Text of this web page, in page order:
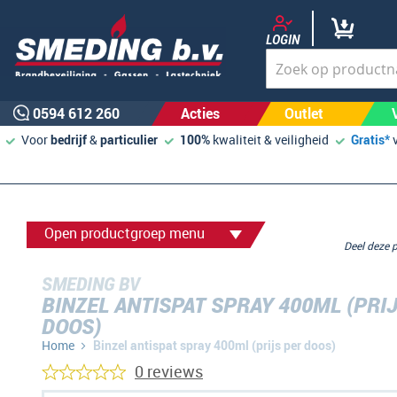
LOGIN
0594 612 260 Acties Outlet
Voorbedrijf&particulier 100% kwaliteit & veiligheid Gratis*
Open productgroep menu
SMEDING BV
BINZEL ANTISPAT SPRAY 400ML
DOOS)
Home Binzel antispat spray 400ml (prijs per doos)
Deel
0 reviews